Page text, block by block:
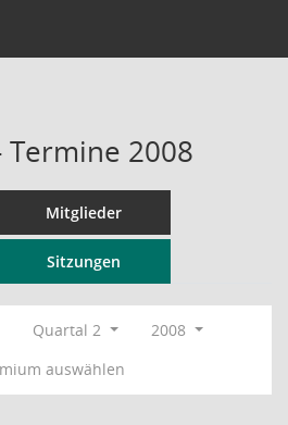
Termine 2008
Mitglieder
Sitzungen
Quartal 2
2008
auswählen